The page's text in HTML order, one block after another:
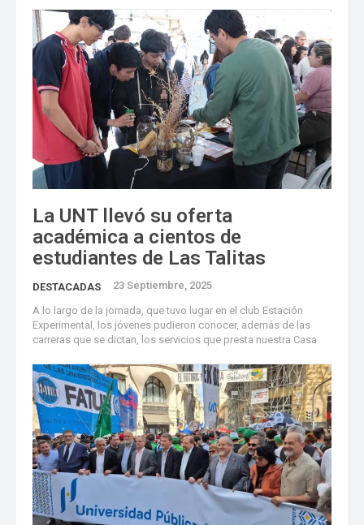
La UNT llevó su oferta
académica a cientos de
estudiantes de Las Talitas
DESTACADAS 23 Septiembre, 2025
A lo largo de la jornada, que tuvo lugar en el club Estación
Experimental, los jóvenes pudieron conocer, además de las
carreras que se dictan, los servicios que presta nuestra Casa